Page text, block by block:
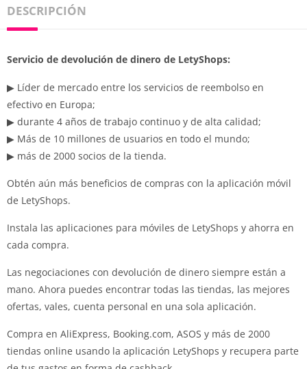
DESCRIPCIÓN
Servicio de devolución de dinero de LetyShops:
▶ Líder de mercado entre los servicios de reembolso en
efectivo en Europa;
▶ durante 4 años de trabajo continuo y de alta calidad;
▶ Más de 10 millones de usuarios en todo el mundo;
▶ más de 2000 socios de la tienda.
Obtén aún más beneficios de compras con la aplicación móvil
de LetyShops.
Instala las aplicaciones para móviles de LetyShops y ahorra en
cada compra.
Las negociaciones con devolución de dinero siempre están a
mano. Ahora puedes encontrar todas las tiendas, las mejores
ofertas, vales, cuenta personal en una sola aplicación.
Compra en AliExpress, Booking.com, ASOS y más de 2000
tiendas online usando la aplicación LetyShops y recupera parte